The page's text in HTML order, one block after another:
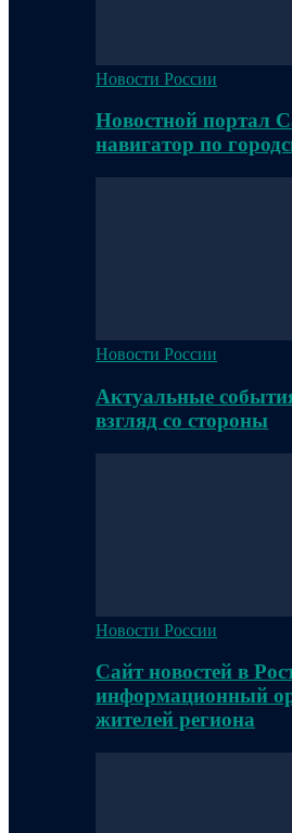
Новости России
Новостной портал
навигатор по
Новости России
Актуальные
взгляд со стороны
Новости России
Сайт новостей в
информационный
жителей региона